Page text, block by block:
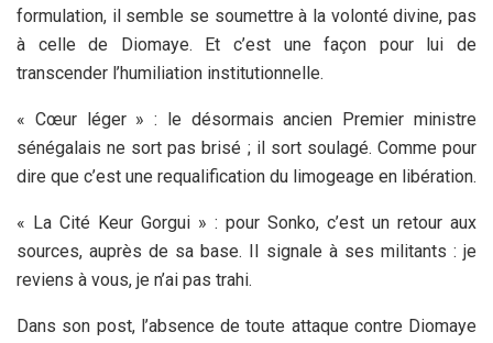
formulation, il semble se soumettre à la volonté divine, pas
à celle de Diomaye. Et c’est une façon pour lui de
transcender l’humiliation institutionnelle.
« Cœur léger » : le désormais ancien Premier ministre
sénégalais ne sort pas brisé ; il sort soulagé. Comme pour
dire que c’est une requalification du limogeage en libération.
« La Cité Keur Gorgui » : pour Sonko, c’est un retour aux
sources, auprès de sa base. Il signale à ses militants : je
reviens à vous, je n’ai pas trahi.
Dans son post, l’absence de toute attaque contre Diomaye